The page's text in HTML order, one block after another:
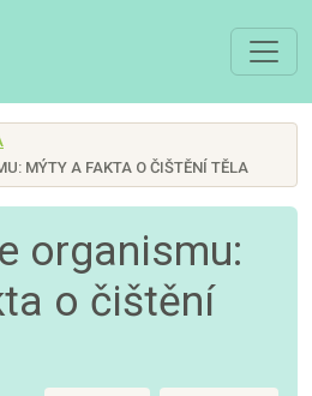
MÝTY A FAKTA O ČIŠTĚNÍ TĚLA
organismu:
o čištění